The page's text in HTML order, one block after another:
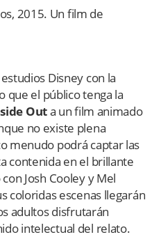
2015. Un film de
Disney con la
que el público tenga la
Outa un film animado
no existe plena
menudo podrá captar las
contenida en el brillante
Josh Cooley y Mel
coloridas escenas llegarán
adultos disfrutarán
intelectual del relato.